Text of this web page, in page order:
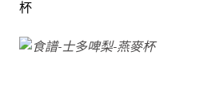
杯